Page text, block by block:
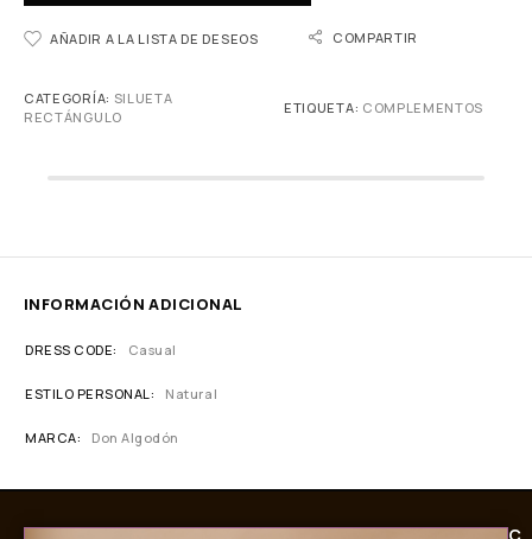
AÑADIR A LA LISTA DE DESEOS COMPARTIR
CATEGORÍA: SILUETA
RECTÁNGULO
ETIQUETA: COMPLEMENTOS
INFORMACIÓN ADICIONAL
DRESS CODE Casual
ESTILO PERSONAL Natural
MARCA Don Algodón